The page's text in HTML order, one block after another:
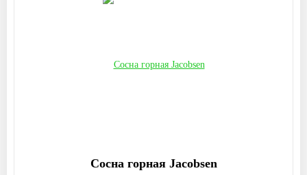
Сосна горная Jacobsen